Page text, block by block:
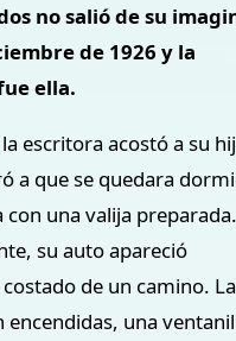
no salió de su
de 1926 y la
ella.
escritora acostó a su
a que se quedara
con una valija
su auto apareció
de un camino.
encendidas, una